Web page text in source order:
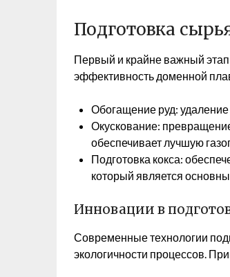
Подготовка
Первый и крайне важный
эффективность доменной
Обогащение руд:
Окускование:
обеспечивает лучшую
Подготовка кокса:
который является
Инновации в
Современные технологии
экологичности процессов.